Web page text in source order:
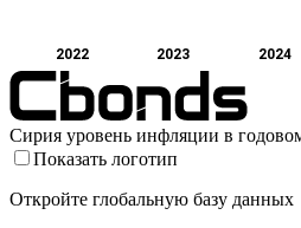
2022 2023 2024
Сирия уровень инфляции в
Показать логотип
Откройте глобальную базу данных